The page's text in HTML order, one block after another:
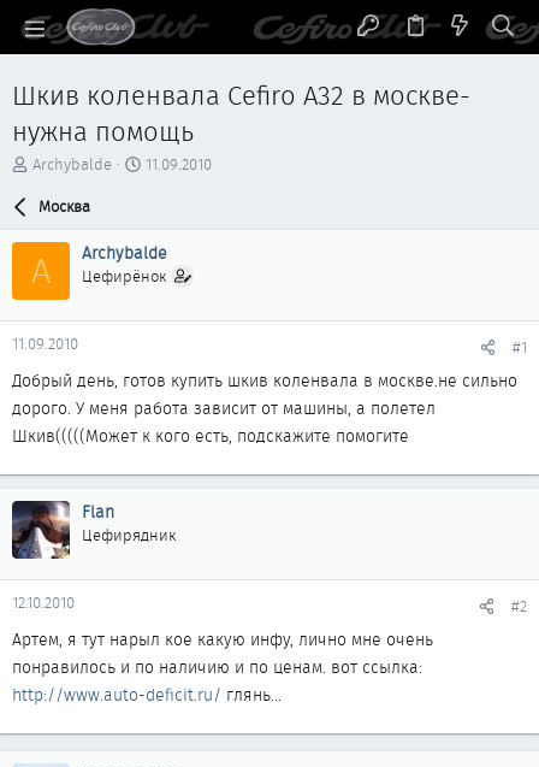
Шкив коленвала Cefiro A32 в москве-
нужна помощь
А
р
т
м
ы
Archybalde
Д
н
а
а
11.09.2010
Москва
A Archybalde
Цефирёнок
11.09.2010 #1
Добрый день, готов купить шкив коленвала в москве.не сильно
дорого. У меня работа зависит от машины, а полетел
Шкив(((((Может к кого есть, подскажите помогите
Flan
Цефирядник
12.10.2010 #2
Артем, я тут нарыл кое какую инфу, лично мне очень
понравилось и по наличию и по ценам. вот ссылка:
http://www.auto-deficit.ru/ глянь...